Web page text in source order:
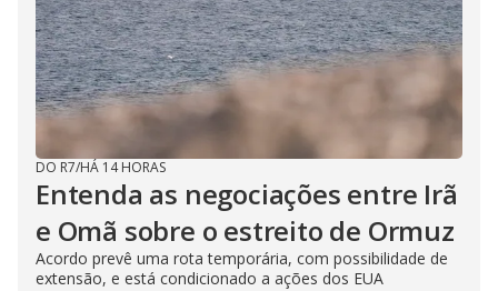
DO R7/HÁ 14 HORAS
Entenda as negociações entre Irã
e Omã sobre o estreito de Ormuz
Acordo prevê uma rota temporária, com possibilidade de
extensão, e está condicionado a ações dos EUA